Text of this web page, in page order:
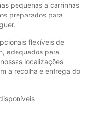
pequenas a carrinhas
preparados para
flexíveis de
adequados para
localizações
a recolha e entrega do